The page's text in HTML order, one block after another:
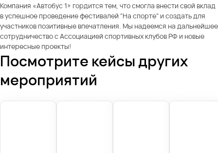
Компания «Автобус 1» гордится тем, что смогла внести свой вклад
в успешное проведение фестивалей "На спорте" и создать для
участников позитивные впечатления. Мы надеемся на дальнейшее
сотрудничество с Ассоциацией спортивных клубов РФ и новые
интересные проекты!
Посмотрите кейсы других
мероприятий